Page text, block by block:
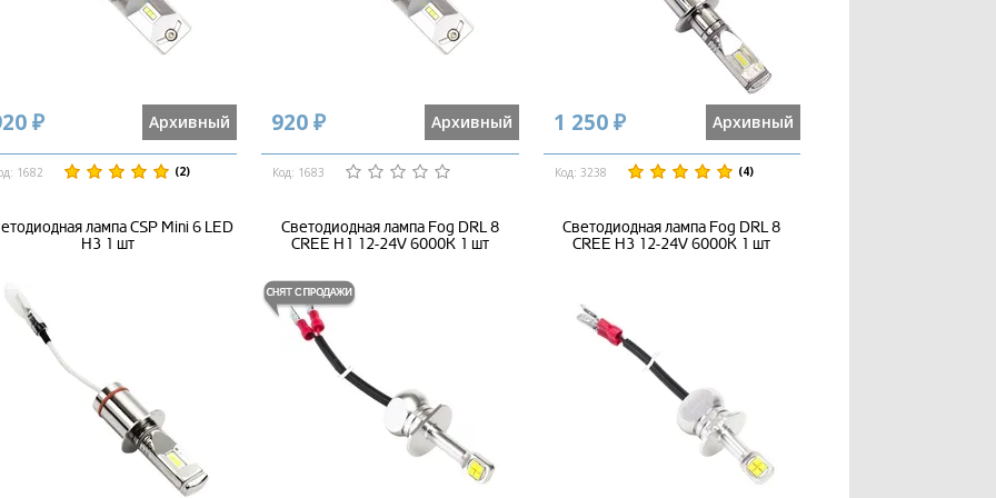
₽ Архивный
1682 (2)
920 ₽ Архивный
Код: 1683
1 250 ₽ Архивный
Код: 3238 (4)
лампа CSP Mini 6 LED
H3 1 шт
Светодиодная лампа Fog DRL 8
CREE H1 12-24V 6000K 1 шт
Светодиодная лампа Fog DRL 8
CREE H3 12-24V 6000K 1 шт